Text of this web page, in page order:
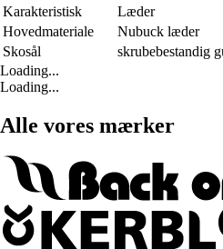
Karakteristisk
Læder
Hovedmateriale
Nubuck læder
Skosål
skrubebestandig
Loading...
Loading...
Alle vores mærker